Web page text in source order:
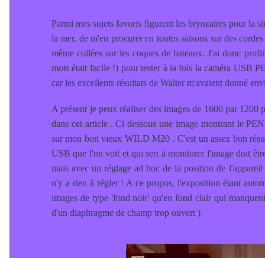
Parmi mes sujets favoris figurent les bryozaires pour la
la mer, de m'en procurer en toutes saisons sur des
même collées sur les coques de bateaux. J'ai donc
mots était facile !) pour tester à la fois la caméra USB
car les excellents résultats de Walter m'avaient donné
A présent je peux réaliser des images de 1600 par
dans cet article . Ci dessous une image montrant le
sur mon bon vieux WILD M20 . C'est un assez bon
USB que l'on voit et qui sert à monitorer l'image doit
mais avec un réglage ad hoc de la position de
n'y a rien à régler ! A ce propos, l'exposition étant
images de type 'fond noir' qu'en fond clair qui
d'un diaphragme de champ trop ouvert )